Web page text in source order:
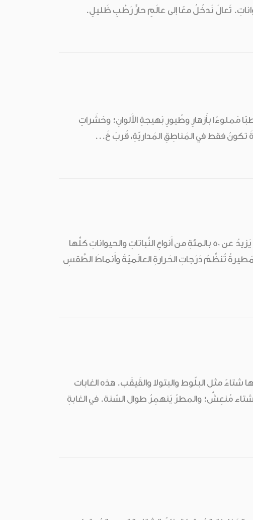
تَعالَ نَدخُلُ معًا إلى عالَمٍ حارٍّ رَطْبٍ ظَليلٍ.
مَملوءًا بأَزهارٍ وطُيورٍ بَهيجةِ الأَلوانِ؛ وحَشَراتٍ
تكونُ فقط في المَناطِقِ المَداريّةِ، قُربَ خَ...
تُغَطّي الغاباتُ المَطيرةُ نحو 2 بالمئةِ من سَطحِ الأَرضِ فقط، ومع ذلك فإنّ ما يَزيدُ عن 50 بالمئةِ من أَنواعِ النَّباتاتِ والحيواناتِ كلِّها
تُنظِّمُ دَرَجاتِ الحَرارةِ العالَميّةَ وأَنماطَ الطَّقسِ
شتاءً مثل البلّوط والبتولا والقَيقَب. هذه الغابات
مُنعِشٌ؛ والمطرُ يَنهمِرُ طوال السّنة. في الغابةِ